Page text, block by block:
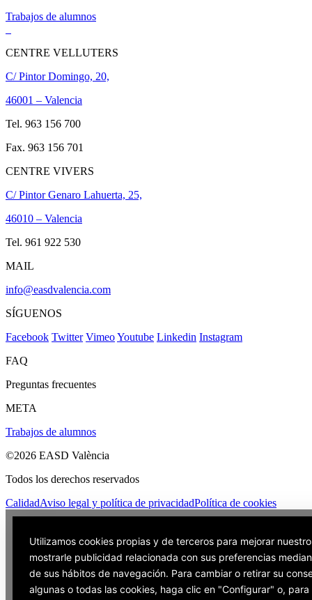
Trabajos de alumnos
CENTRE VELLUTERS
C/ Pintor Domingo, 20,
46001 – Valencia
Tel. 963 156 700
Fax. 963 156 701
CENTRE VIVERS
C/ Pintor Genaro Lahuerta, 25,
46010 – Valencia
Tel. 961 922 530
MAIL
info@easdvalencia.com
SÍGUENOS
Facebook Twitter VimeoYoutube Linkedin Instagram
FAQ
Preguntas frecuentes
META
Trabajos de alumnos
©2026 EASD València
Todos los derechos reservados
CalidadAviso legal y política de privacidadPolítica de cookies
Utilizamos cookies propias y de terceros para mejorar
mostrarle publicidad relacionada con sus preferencias
de sus hábitos de navegación. Para cambiar o retirar su
algunas o todas las cookies, haga clic en "Configurar" o, para